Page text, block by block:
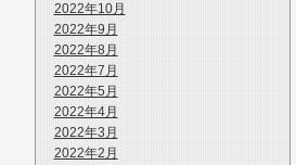
2022年10月
2022年9月
2022年8月
2022年7月
2022年5月
2022年4月
2022年3月
2022年2月